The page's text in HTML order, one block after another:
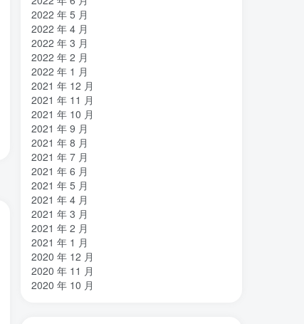
2022 年 5 月
2022 年 4 月
2022 年 3 月
2022 年 2 月
2022 年 1 月
2021 年 12 月
2021 年 11 月
2021 年 10 月
2021 年 9 月
2021 年 8 月
2021 年 7 月
2021 年 6 月
2021 年 5 月
2021 年 4 月
2021 年 3 月
2021 年 2 月
2021 年 1 月
2020 年 12 月
2020 年 11 月
2020 年 10 月